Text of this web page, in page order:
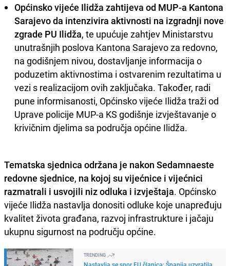
Općinsko vijeće Ilidža zahtijeva od MUP-a Kantona
Sarajevo da intenzivira aktivnosti na izgradnji nove
zgrade PU Ilidža, te upućuje zahtjev Ministarstvu
unutrašnjih poslova Kantona Sarajevo za redovno,
na godišnjem nivou, dostavljanje informacija o
poduzetim aktivnostima i ostvarenim rezultatima u
vezi s realizacijom ovih zaključaka. Također, radi
pune informisanosti, Općinsko vijeće Ilidža traži od
Uprave policije MUP-a KS godišnje izvještavanje o
krivičnim djelima sa područja općine Ilidža.
Tematska sjednica održana je nakon Sedamnaeste
redovne sjednice, na kojoj su vijećnice i vijećnici
razmatrali i usvojili niz odluka i izvještaja. Općinsko
vijeće Ilidža nastavlja donositi odluke koje unapređuju
kvalitet života građana, razvoj infrastrukture i jačaju
ukupnu sigurnost na području općine.
TRENDING
Nastavlja se spor EU članica: Španija uzvratila